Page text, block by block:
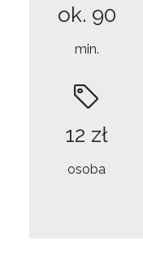
ok. 90
min.
12 zł
osoba